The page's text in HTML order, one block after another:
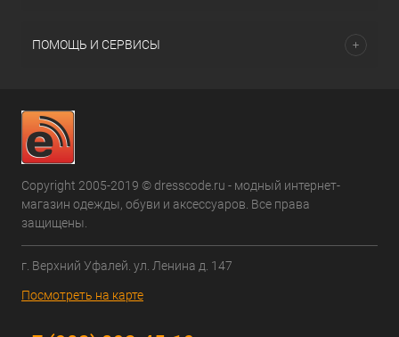
ПОМОЩЬ И СЕРВИСЫ
Copyright 2005-2019 © dresscode.ru - модный интернет-
магазин одежды, обуви и аксессуаров. Все права
защищены.
г. Верхний Уфалей. ул. Ленина д. 147
Посмотреть на карте